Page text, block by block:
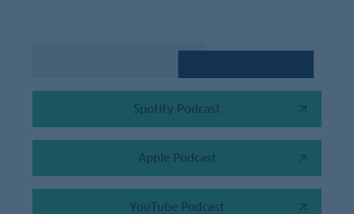
Spotify Podcast
Apple Podcast
YouTube Podcast